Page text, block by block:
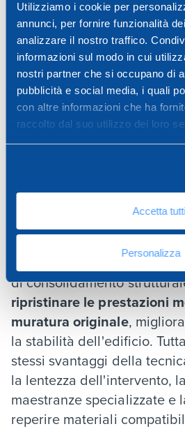
Utilizziamo i cookie per
annunci, per fornire funzionalità
analizzare il nostro traffico.
informazioni sul modo in cui
nostri partner che si occupano di
pubblicità e social media, i quali
con altre informazioni che ha
raccolto dal suo utilizzo dei loro
Accetta tutti
Personalizza
Miglioramento delle
della muratura
Ripristino della continuità
Aumento della resistenza
parete.
Quali sono gli svantaggi
Intervento lento e
Richiede maestranze
Difficoltà di reperire
quelli originali.
ristilatura dei
di consolidamento
ripristinare le prestazioni
muratura originale,
la stabilità dell'edificio.
stessi svantaggi della
la lentezza dell'intervento,
maestranze specializzate e
reperire materiali